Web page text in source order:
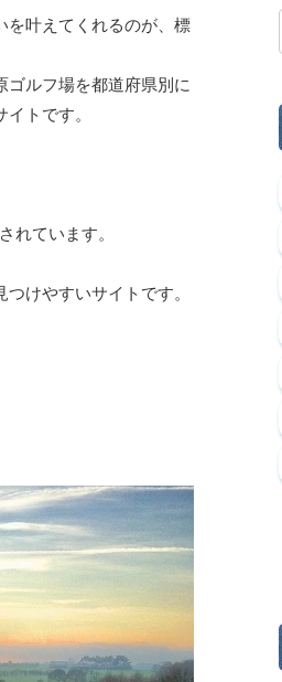
を叶えてくれるのが、標
ルフ場を都道府県別に
トです。
れています。
けやすいサイトです。